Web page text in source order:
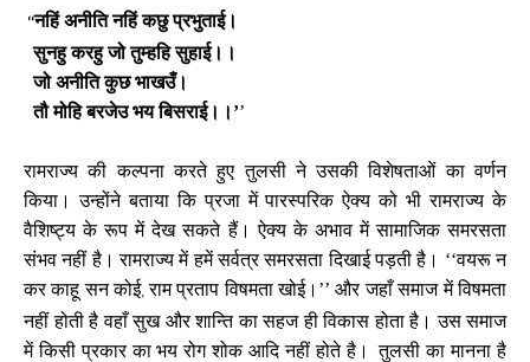
‘‘नहिं अनीति नहिं कछु प्रभुताई।
सुनहु करहु जो तुम्हहि सुहाई।।
जो अनीति कुछ भाखउँ।
तौ मोहि बरजेउ भय बिसराई।।’’
रामराज्य की कल्पना करते हुए तुलसी ने उसकी विशेषताओं का वर्णन
किया। उन्होंने बताया कि प्रजा में पारस्परिक ऐक्य को भी रामराज्य के
वैशिष्ट्य के रूप में देख सकते हैं। ऐक्य के अभाव में सामाजिक समरसता
संभव नहीं है। रामराज्य में हमें सर्वत्र समरसता दिखाई पड़ती है। ‘‘वयरू न
कर काहू सन कोई, राम प्रताप विषमता खोई।’’ और जहाँ समाज में विषमता
नहीं होती है वहाँ सुख और शान्ति का सहज ही विकास होता है। उस समाज
में किसी प्रकार का भय रोग शोक आदि नहीं होते है।
तुलसी का मानना है